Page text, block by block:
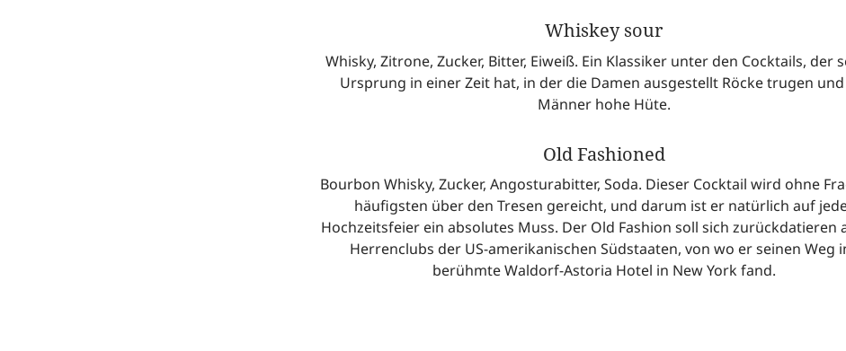
Whiskey sour
Whisky, Zitrone, Zucker, Bitter, Eiweiß. Ein Klassiker unter den Cocktails, der
Ursprung in einer Zeit hat, in der die Damen ausgestellt Röcke trugen
Männer hohe Hüte.
Old Fashioned
Bourbon Whisky, Zucker, Angosturabitter, Soda. Dieser Cocktail wird ohne
häufigsten über den Tresen gereicht, und darum ist er natürlich auf
Hochzeitsfeier ein absolutes Muss. Der Old Fashion soll sich zurückdatieren
Herrenclubs der US-amerikanischen Südstaaten, von wo er seinen Weg
berühmte Waldorf-Astoria Hotel in New York fand.